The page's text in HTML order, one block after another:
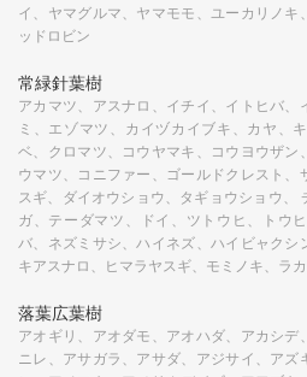
イ、ヤマグルマ、ヤマモモ、ユーカリノキ
ッドロビン
常緑針葉樹
アカマツ、アスナロ、イチイ、イトヒバ、
ミ、エゾマツ、カイヅカイブキ、カヤ、
ベ、クロマツ、コウヤマキ、コウヨウザン
ウマツ、コニファー、ゴールドクレスト、
スギ、ダイオウショウ、タギョウショウ、
ガ、テーダマツ、ドイ、ツトウヒ、トウ
バ、ネズミサシ、ハイネズ、ハイビャクシ
キアスナロ、ヒマラヤスギ、モミノキ、ラ
落葉広葉樹
アオギリ、アオダモ、アオハダ、アカシデ
ニレ、アサガラ、アサダ、アジサイ、アズ